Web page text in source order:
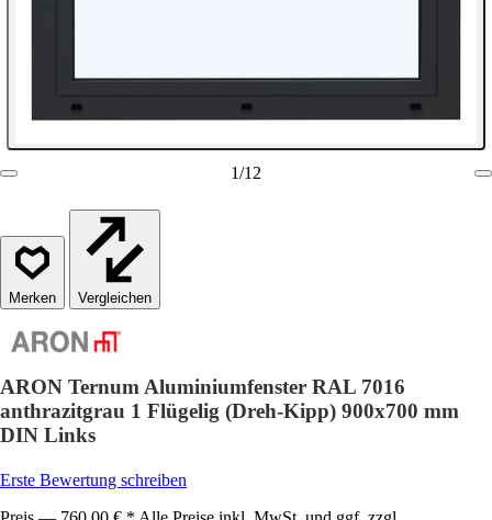
1/12
Vergleichen
ARON Ternum Aluminiumfenster RAL 7016
anthrazitgrau 1 Flügelig (Dreh-Kipp) 900x700 mm
DIN Links
Erste Bewertung schreiben